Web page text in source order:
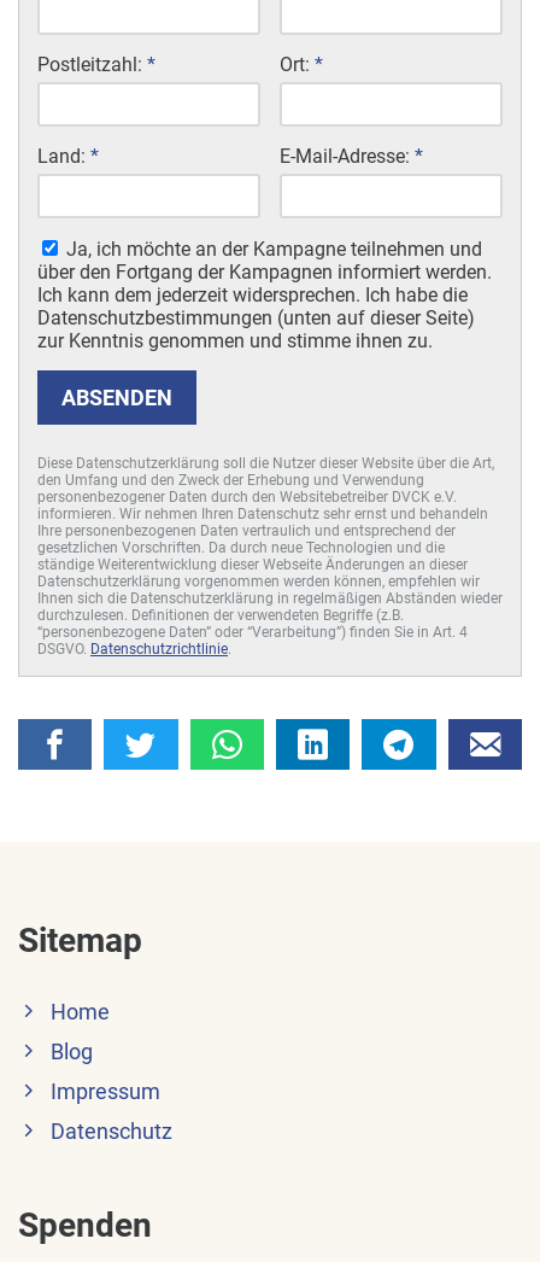
Postleitzahl: * Ort: *
Land: * E-Mail-Adresse: *
Ja, ich möchte an der Kampagne teilnehmen und
über den Fortgang der Kampagnen informiert werden.
Ich kann dem jederzeit widersprechen. Ich habe die
Datenschutzbestimmungen (unten auf dieser Seite)
zur Kenntnis genommen und stimme ihnen zu.
ABSENDEN
Diese Datenschutzerklärung soll die Nutzer dieser Website über die Art,
den Umfang und den Zweck der Erhebung und Verwendung
personenbezogener Daten durch den Websitebetreiber DVCK e.V.
informieren. Wir nehmen Ihren Datenschutz sehr ernst und behandeln
Ihre personenbezogenen Daten vertraulich und entsprechend der
gesetzlichen Vorschriften. Da durch neue Technologien und die
ständige Weiterentwicklung dieser Webseite Änderungen an dieser
Datenschutzerklärung vorgenommen werden können, empfehlen wir
Ihnen sich die Datenschutzerklärung in regelmäßigen Abständen wieder
durchzulesen. Definitionen der verwendeten Begriffe (z.B.
“personenbezogene Daten” oder “Verarbeitung”) finden Sie in Art. 4
DSGVO. Datenschutzrichtlinie.
Sitemap
Home
Blog
Impressum
Datenschutz
Spenden